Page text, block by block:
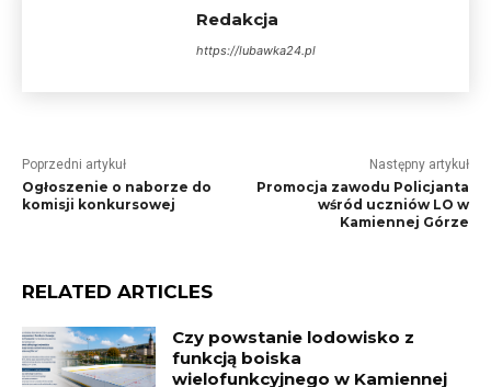
Redakcja
https://lubawka24.pl
Poprzedni artykuł
Ogłoszenie o naborze do
komisji konkursowej
Następny artykuł
Promocja zawodu Policjanta
wśród uczniów LO w
Kamiennej Górze
RELATED ARTICLES
Czy powstanie lodowisko z
funkcją boiska
wielofunkcyjnego w Kamiennej